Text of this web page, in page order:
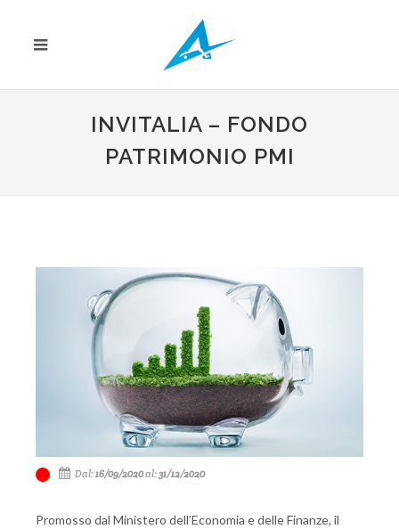
INVITALIA – FONDO
PATRIMONIO PMI
Dal:16/09/2020al:31/12/2020
Promosso dal Ministero dell’Economia e delle Finanze, il